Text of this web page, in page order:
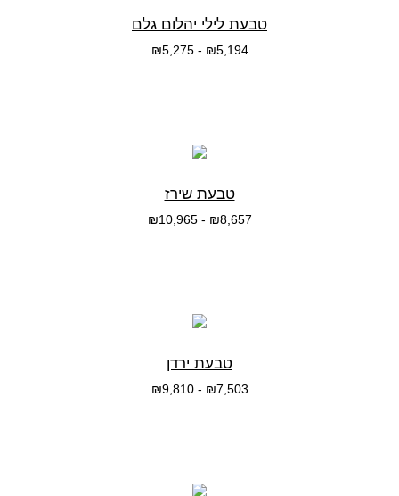
טבעת לילי יהלום גלם
₪5,194
-
₪5,275
טבעת שירז
₪8,657
-
₪10,965
טבעת ירדן
₪7,503
-
₪9,810